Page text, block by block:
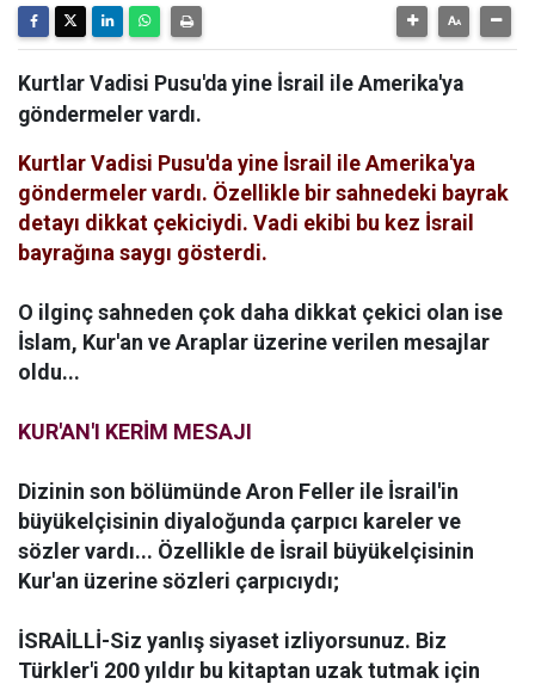
Kurtlar Vadisi Pusu'da yine İsrail ile Amerika'ya
göndermeler vardı.
Kurtlar Vadisi Pusu'da yine İsrail ile Amerika'ya
göndermeler vardı. Özellikle bir sahnedeki bayrak
detayı dikkat çekiciydi. Vadi ekibi bu kez İsrail
bayrağına saygı gösterdi.
O ilginç sahneden çok daha dikkat çekici olan ise
İslam, Kur'an ve Araplar üzerine verilen mesajlar
oldu...
KUR'AN'I KERİM MESAJI
Dizinin son bölümünde Aron Feller ile İsrail'in
büyükelçisinin diyaloğunda çarpıcı kareler ve
sözler vardı... Özellikle de İsrail büyükelçisinin
Kur'an üzerine sözleri çarpıcıydı;
İSRAİLLİ-Siz yanlış siyaset izliyorsunuz. Biz
Türkler'i 200 yıldır bu kitaptan uzak tutmak için